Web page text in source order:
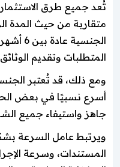
تُعد جميع طرق
متقاربة من حيث المدة
الجنسية
المتطلبات وتقديم
ومع ذلك، قد تُعتبر
أسرع نسبيًا في بعض
جاهز واستيفاء جميع
ويرتبط عامل السرعة
المستندات، وسرعة